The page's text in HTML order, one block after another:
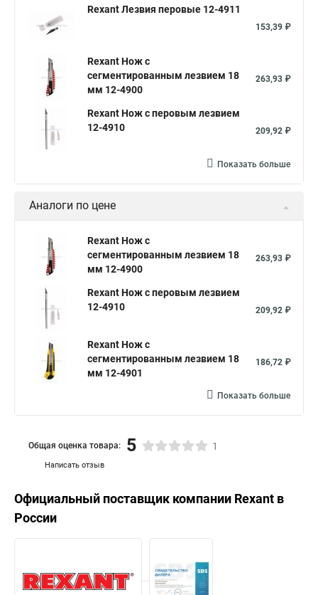
Rexant Лезвия перовые 12-4911
153,39 ₽
Rexant Нож с
сегментированным лезвием 18
мм 12-4900
263,93 ₽
Rexant Нож с перовым лезвием
12-4910
209,92 ₽
Показать больше
Аналоги по цене
Rexant Нож с
сегментированным лезвием 18
мм 12-4900
263,93 ₽
Rexant Нож с перовым лезвием
12-4910
209,92 ₽
Rexant Нож с
сегментированным лезвием 18
мм 12-4901
186,72 ₽
Показать больше
Написать отзыв
Общая оценка товара: 5 1
Официальный поставщик компании Rexant в
России